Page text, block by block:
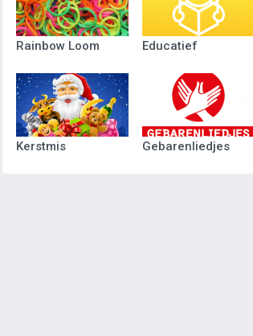
Rainbow Loom Educatief
Kerstmis Gebarenliedjes